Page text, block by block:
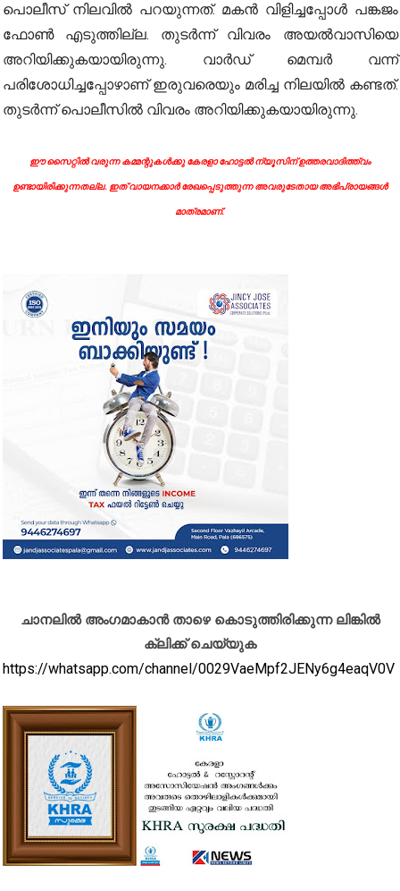
പൊലീസ് നിലവില്‍ പറയുന്നത്. മകന്‍ വിളിച്ചപ്പോൾ പങ്കജം
ഫോണ്‍ എടുത്തില്ല. തുടര്‍ന്ന് വിവരം അയല്‍വാസിയെ
അറിയിക്കുകയായിരുന്നു. വാര്‍ഡ് മെമ്പര്‍ വന്ന്
പരിശോധിച്ചപ്പോഴാണ് ഇരുവരെയും മരിച്ച നിലയില്‍ കണ്ടത്.
തുടര്‍ന്ന് പൊലീസില്‍ വിവരം അറിയിക്കുകയായിരുന്നു.
ഈ സൈറ്റിൽ വരുന്ന കമ്മന്റുകൾക്കു കേരളാ ഹോട്ടൽ ന്യൂസിന് ഉത്തരവാദിത്ത്വം
ഉണ്ടായിരിക്കുന്നതല്ല. ഇത് വായനക്കാർ രേഖപ്പെടുത്തുന്ന അവരുടേതായ അഭിപ്രായങ്ങൾ
മാത്രമാണ്.
ചാനലിൽ അംഗമാകാൻ താഴെ കൊടുത്തിരിക്കുന്ന ലിങ്കിൽ
ക്ലിക്ക് ചെയ്യുക
https://whatsapp.com/channel/0029VaeMpf2JENy6g4eaqV0V